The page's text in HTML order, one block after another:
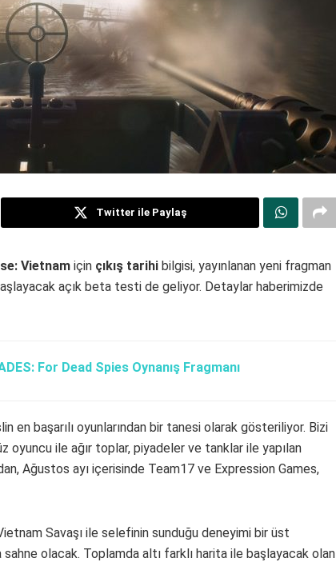
Twitter ile Paylaş
Vietnam için çıkış tarihi bilgisi, yayınlanan yeni fragman
açık beta testi de geliyor. Detaylar haberimizde
For Dead Spies Oynanış Fragmanı
en başarılı oyunlarından bir tanesi olarak gösteriliyor. Bizi
oyuncu ile ağır toplar, piyadeler ve tanklar ile yapılan
Ağustos ayı içerisinde Team17 ve Expression Games,
Savaşı ile selefinin sunduğu deneyimi bir üst
olacak. Toplamda altı farklı harita ile başlayacak olan